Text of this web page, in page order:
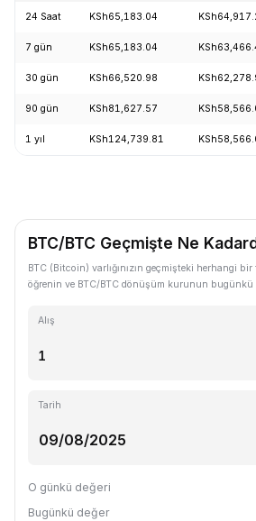
24 Saat KSh65,183.04
7 gün KSh65,183.04
30 gün KSh66,520.98
90 gün KSh81,627.57
1 yıl KSh124,739.81
BTC/BTC Geçmişte Ne
BTC (Bitcoin) varlığınızın geçmişteki herhangi
öğrenin ve BTC/BTC dönüşüm kurunun bugünkü
Alış
Tarih
O günkü değeri
Bugünkü değer